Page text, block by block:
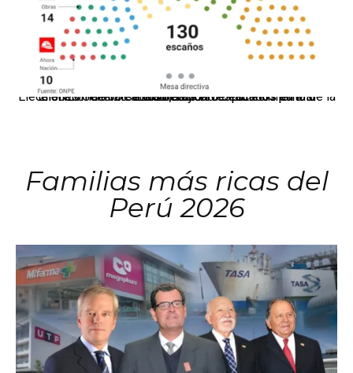
El JNE oficializó la distribución de escaños para la elección de 60 senadores y 130 diputados en las Elecciones Generales 2026, tras el restablecimiento de la Bicameralidad.
Familias más ricas del
Perú 2026